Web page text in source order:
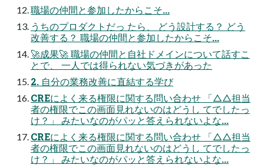
職場の仲間と参加したからこそ...
うちのプロダクトだっ たら、 どう設計する？ どう
改善する？ 職場の仲間と参加したからこそ...
🚀成果🚀 職場の仲間と自社ドメインについて話すこ
とで、 一人では得られない気づきがあった
2. 自分の業務改善に直結する学び
CREによく来る権限に関する問い合わせ 「△△担当
者の権限でこの画面見れないのはどうし てでしたっ
け？」 みたいなのがパッと答えられないよな...
CREによく来る権限に関する問い合わせ 「△△担当
者の権限でこの画面見れないのはどうし てでしたっ
け？」 みたいなのがパッと答えられないよな...